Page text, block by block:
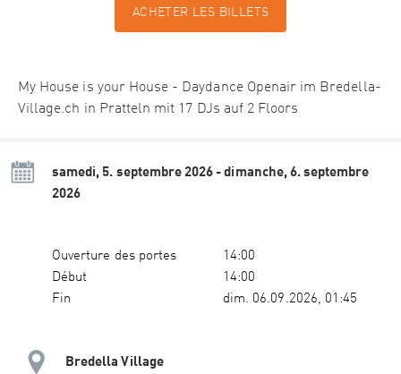
ACHETER LES BILLETS
My House is your House - Daydance Openair im Bredella-
Village.ch in Pratteln mit 17 DJs auf 2 Floors
samedi, 5. septembre 2026 - dimanche, 6. septembre
2026
Ouverture des portes
14:00
Début
14:00
Fin
dim. 06.09.2026, 01:45
Bredella Village